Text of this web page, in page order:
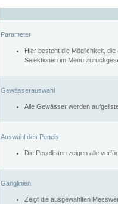
Parameter
Hier besteht die Möglichkeit,
Selektionen im Menü
Gewässerauswahl
Alle Gewässer werden
Auswahl des Pegels
Die Pegellisten zeigen alle
Ganglinien
Zeigt die ausgewählten